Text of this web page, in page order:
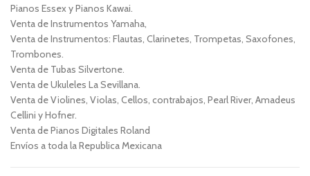
Pianos Essex y Pianos Kawai.
Venta de Instrumentos Yamaha,
Venta de Instrumentos: Flautas, Clarinetes, Trompetas, Saxofones,
Trombones.
Venta de Tubas Silvertone.
Venta de Ukuleles La Sevillana.
Venta de Violines, Violas, Cellos, contrabajos, Pearl River, Amadeus
Cellini y Hofner.
Venta de Pianos Digitales Roland
Envíos a toda la Republica Mexicana